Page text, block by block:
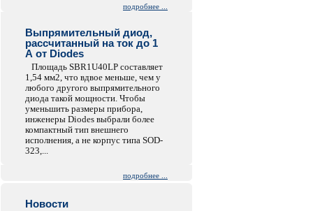
подробнее ...
Выпрямительный диод,
рассчитанный на ток до 1
А от Diodes
Площадь SBR1U40LP составляет
1,54 мм2, что вдвое меньше, чем у
любого другого выпрямительного
диода такой мощности. Чтобы
уменьшить размеры прибора,
инженеры Diodes выбрали более
компактный тип внешнего
исполнения, а не корпус типа SOD-
323,...
подробнее ...
Новости